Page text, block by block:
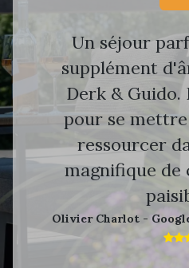
Un séjour
supplément
Derk &
pour se
ressourcer
magnifique de
Olivier Charlot -